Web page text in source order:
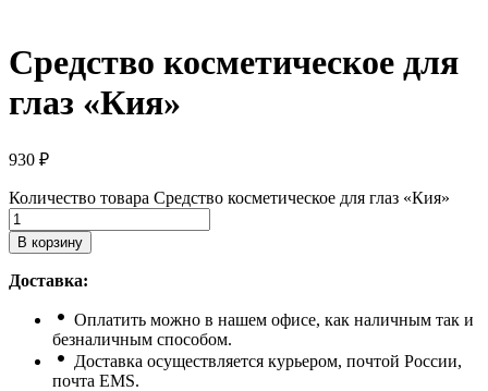
Средство косметическое для
глаз «Кия»
930 ₽
Количество товара Средство косметическое для глаз «Кия»
В корзину
Доставка:
Оплатить можно в нашем офисе, как наличным так и
безналичным способом.
Доставка осуществляется курьером, почтой России,
почта ЕМS.